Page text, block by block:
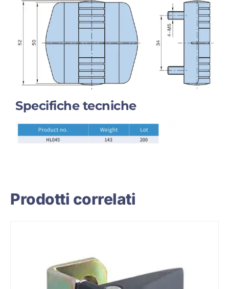
Specifiche tecniche
Prodotti correlati